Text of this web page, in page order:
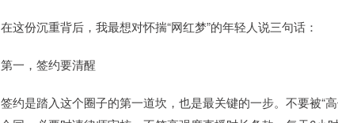
在这份沉重背后，我最想对怀揣“网红梦”的年轻人说三句话：
第一，签约要清醒
签约是踏入这个圈子的第一道坎，也是最关键的一步。不要被“